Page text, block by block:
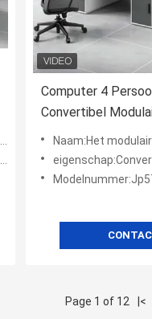
Computer 4
Convertibel
Werkstationmeubilair
Naam:Het modulaire Meubilair Van vier personen van
eigenschap:Convertibel,
Page 1 of 12 |<